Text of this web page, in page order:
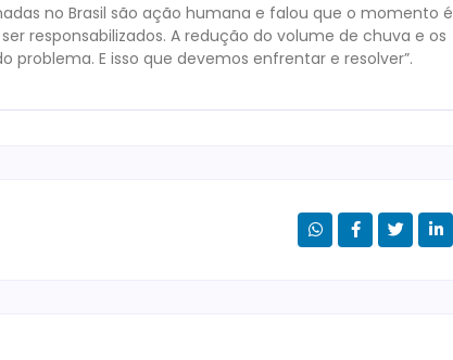
no Brasil são ação humana e falou que o momento é
responsabilizados. A redução do volume de chuva e os
E isso que devemos enfrentar e resolver”.